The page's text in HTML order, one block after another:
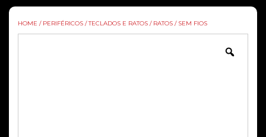
HOME / PERIFÉRICOS / TECLADOS E RATOS / RATOS / SEM FIOS